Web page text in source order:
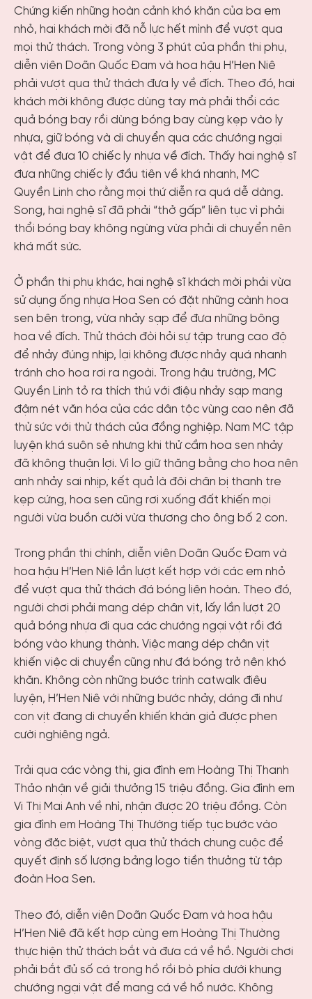
Chứng kiến những hoàn cảnh khó khăn của ba em
nhỏ, hai khách mời đã nỗ lực hết mình để vượt qua
mọi thử thách. Trong vòng 3 phút của phần thi phụ,
diễn viên Doãn Quốc Đam và hoa hậu H’Hen Niê
phải vượt qua thử thách đưa ly về đích. Theo đó, hai
khách mời không được dùng tay mà phải thổi các
quả bóng bay rồi dùng bóng bay cùng kẹp vào ly
nhựa, giữ bóng và di chuyển qua các chướng ngại
vật để đưa 10 chiếc ly nhựa về đích. Thấy hai nghệ sĩ
đưa những chiếc ly đầu tiên về khá nhanh, MC
Quyền Linh cho rằng mọi thứ diễn ra quá dễ dàng.
Song, hai nghệ sĩ đã phải “thở gấp” liên tục vì phải
thổi bóng bay không ngừng vừa phải di chuyển nên
khá mất sức.
Ở phần thi phụ khác, hai nghệ sĩ khách mời phải vừa
sử dụng ống nhựa Hoa Sen có đặt những cành hoa
sen bên trong, vừa nhảy sạp để đưa những bông
hoa về đích. Thử thách đòi hỏi sự tập trung cao độ
để nhảy đúng nhịp, lại không được nhảy quá nhanh
tránh cho hoa rơi ra ngoài. Trong hậu trường, MC
Quyền Linh tỏ ra thích thú với điệu nhảy sạp mang
đậm nét văn hóa của các dân tộc vùng cao nên đã
thử sức với thử thách của đồng nghiệp. Nam MC tập
luyện khá suôn sẻ nhưng khi thử cầm hoa sen nhảy
đã không thuận lợi. Vì lo giữ thăng bằng cho hoa nên
anh nhảy sai nhịp, kết quả là đôi chân bị thanh tre
kẹp cứng, hoa sen cũng rơi xuống đất khiến mọi
người vừa buồn cười vừa thương cho ông bố 2 con.
Trong phần thi chính, diễn viên Doãn Quốc Đam và
hoa hậu H’Hen Niê lần lượt kết hợp với các em nhỏ
để vượt qua thử thách đá bóng liên hoàn. Theo đó,
người chơi phải mang dép chân vịt, lấy lần lượt 20
quả bóng nhựa đi qua các chướng ngại vật rồi đá
bóng vào khung thành. Việc mang dép chân vịt
khiến việc di chuyển cũng như đá bóng trở nên khó
khăn. Không còn những bước trình catwalk điêu
luyện, H’Hen Niê với những bước nhảy, dáng đi như
con vịt đang di chuyển khiến khán giả được phen
cười nghiêng ngả.
Trải qua các vòng thi, gia đình em Hoàng Thị Thanh
Thảo nhận về giải thưởng 15 triệu đồng. Gia đình em
Vi Thị Mai Anh về nhì, nhận được 20 triệu đồng. Còn
gia đình em Hoàng Thị Thường tiếp tục bước vào
vòng đặc biệt, vượt qua thử thách chung cuộc để
quyết định số lượng bảng logo tiền thưởng từ tập
đoàn Hoa Sen.
Theo đó, diễn viên Doãn Quốc Đam và hoa hậu
H’Hen Niê đã kết hợp cùng em Hoàng Thị Thường
thực hiện thử thách bắt và đưa cá về hồ. Người chơi
phải bắt đủ số cá trong hồ rồi bò phía dưới khung
chướng ngại vật để mang cá về hồ nước. Không